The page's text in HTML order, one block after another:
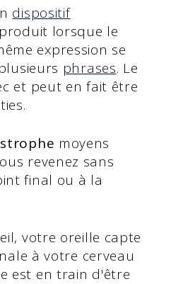
dispositif
lorsque le
expression se
phrases. Le
et peut en fait être
strophe moyens
revenez sans
final ou à la
votre oreille capte
à votre cerveau
est en train d'être